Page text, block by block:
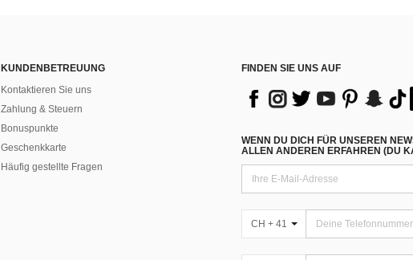
KUNDENBETREUUNG
Kontaktieren Sie uns
Zahlung & Steuern
Bonuspunkte
Geschenkkarte
Häufig gestellte Fragen
FINDEN SIE UNS AUF
WENN DU DICH FÜR UNSEREN
ALLEN ANDEREN ERFAHREN (DU
CH + 41